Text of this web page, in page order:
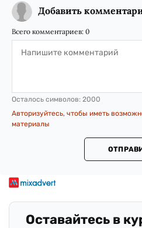
Добавить
Всего комментариев: 0
Осталось символов: 2000
Авторизуйтесь, чтобы иметь
материалы
Оставайтесь в